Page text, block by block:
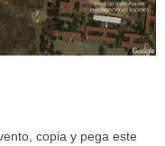
copia y pega este